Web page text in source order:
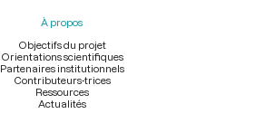
À propos
Objectifs du projet
Orientations scientifiques
Partenaires institutionnels
Contributeurs-trices
Ressources
Actualités